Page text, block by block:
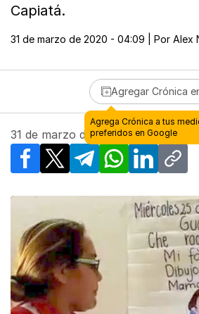
Capiatá.
31 de marzo de 2020 - 04:09 | Por Alex
Agregar Crónica
31 de marzo de 2020 - 04:09| Por
Facebook
X TelegramWhatsApp
LinkedInCopy